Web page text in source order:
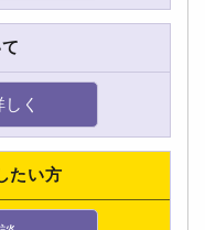
く
たい方